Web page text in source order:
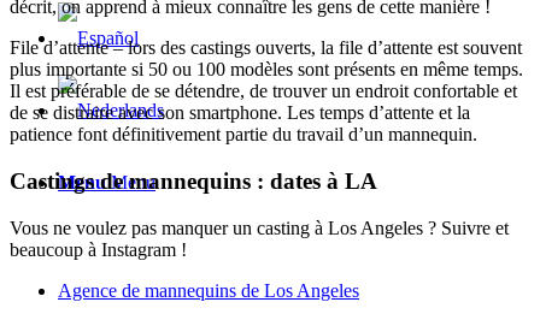
Menu Menu
décrit, on apprend à mieux connaître les gens de cette manière !
File d’attente – lors des castings ouverts, la file d’attente est souvent
plus importante si 50 ou 100 modèles sont présents en même temps.
Il est préférable de se détendre, de trouver un endroit confortable et
de se distraire avec son smartphone. Les temps d’attente et la
patience font définitivement partie du travail d’un mannequin.
Castings de mannequins : dates à LA
Vous ne voulez pas manquer un casting à Los Angeles ? Suivre et
beaucoup à Instagram !
Agence de mannequins de Los Angeles